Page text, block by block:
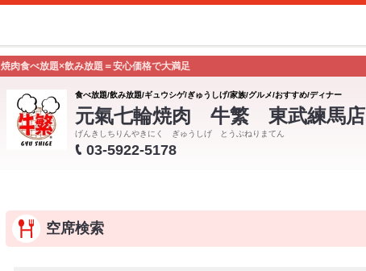
焼肉食べ放題×飲み放題＝安心価格で大満足
食べ放題/飲み放題/ギュウシゲ/ぎゅうしげ/家族/グルメ/おすすめ/ディナー
元氣七輪焼肉 牛繁 東武練馬店
げんきしちりんやきにく ぎゅうしげ とうぶねりまてん
03-5922-5178
空席検索